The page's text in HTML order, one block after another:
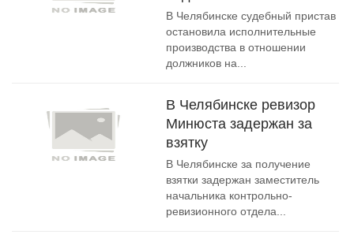
В Челябинске судебный пристав
остановила исполнительные
производства в отношении
должников на...
В Челябинске ревизор
Минюста задержан за
взятку
В Челябинске за получение
взятки задержан заместитель
начальника контрольно-
ревизионного отдела...